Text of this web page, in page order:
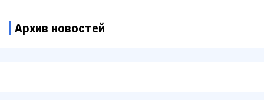
Архив новостей